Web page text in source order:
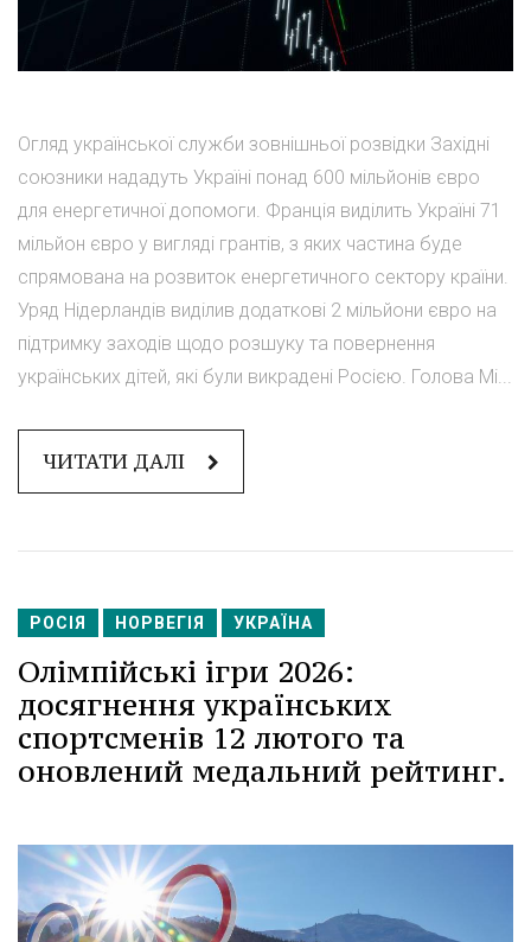
Огляд української служби зовнішньої розвідки Західні
союзники нададуть Україні понад 600 мільйонів євро
для енергетичної допомоги. Франція виділить Україні 71
мільйон євро у вигляді грантів, з яких частина буде
спрямована на розвиток енергетичного сектору країни.
Уряд Нідерландів виділив додаткові 2 мільйони євро на
підтримку заходів щодо розшуку та повернення
українських дітей, які були викрадені Росією. Голова Мі...
ЧИТАТИ ДАЛІ
РОСІЯ НОРВЕГІЯ УКРАЇНА
Олімпійські ігри 2026:
досягнення українських
спортсменів 12 лютого та
оновлений медальний рейтинг.